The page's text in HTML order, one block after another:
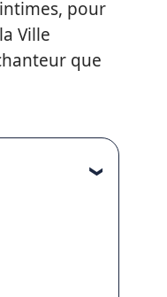
pour
Ville
que